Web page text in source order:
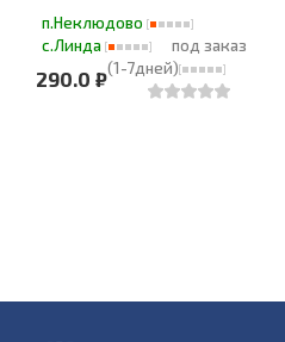
п.Неклюдово
с.Линда
под заказ
(1-7дней)
290.0 ₽